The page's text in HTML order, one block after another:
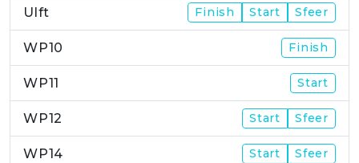
Ulft Finish Start Sfeer
WP10 Finish
WP11 Start
WP12 Start Sfeer
WP14 Start Sfeer